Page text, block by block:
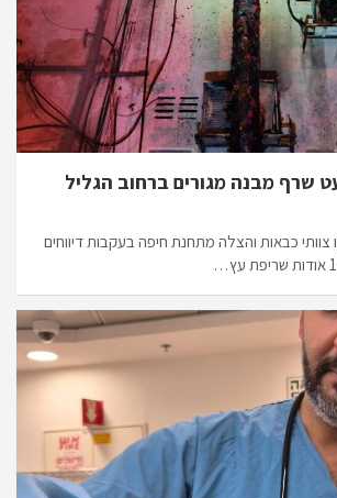
שרף מבנה מגורים ברחוב הגליל
כבאות והצלה מתחנת חיפה בעקבות דיווחים